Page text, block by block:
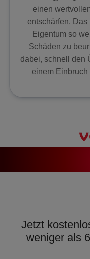
einen
entschärfen.
Eigentum so
Schäden zu
dabei, schnell den
einem Einbruch
Jetzt
weniger als